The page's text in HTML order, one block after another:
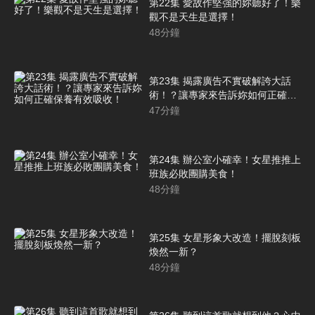
第22集 愛故作堅強的妳聽好了！樂
觀不是天生是選擇！
48分鐘
第23集 揭露廣告不實破解誇大話
術！？讓專家來告訴妳如何正確保
養有效吸收！
47分鐘
第24集 辦公室小確幸！女星推推上
班族必敗團購美食！
48分鐘
第25集 女星形象大改造！擺脫刻板
煥然一新？
48分鐘